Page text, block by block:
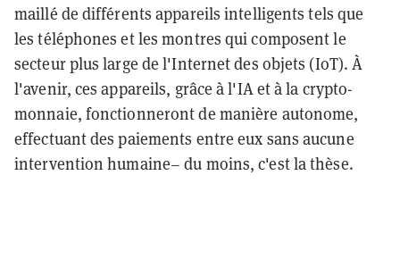
maillé de différents appareils intelligents tels que
les téléphones et les montres qui composent le
secteur plus large de l'Internet des objets (IoT). À
l'avenir, ces appareils, grâce à l'IA et à la crypto-
monnaie, fonctionneront de manière autonome,
effectuant des paiements entre eux sans aucune
intervention humaine– du moins, c'est la thèse.